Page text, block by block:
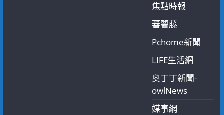
焦點時報
蕃薯藤
Pchome新聞
LIFE生活網
奧丁丁新聞-
owlNews
媒事網